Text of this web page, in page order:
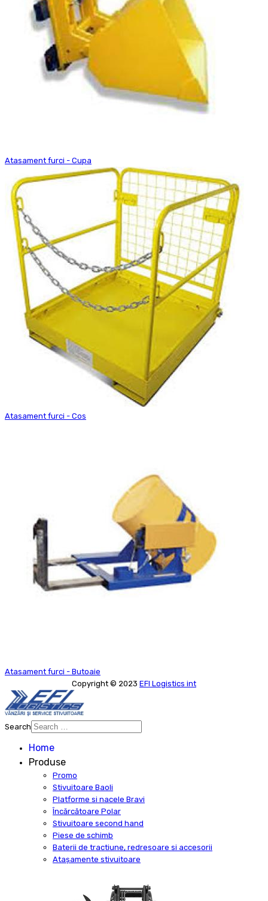
Atasament furci - Cupa
Atasament furci - Cos
Atasament furci - Butoaie
Copyright © 2023 EFI Logistics int
Search
results.
Home
Produse
Promo
Stivuitoare Baoli
Platforme si nacele Bravi
Încărcătoare Polar
Stivuitoare second hand
Piese de schimb
Baterii de tractiune, redresoare si accesorii
Atașamente stivuitoare